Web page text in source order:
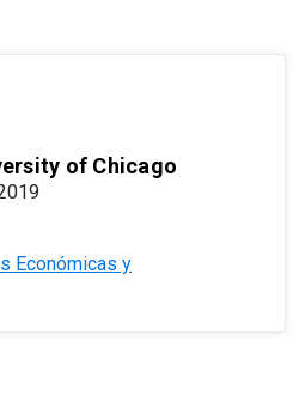
of Chicago
Económicas y